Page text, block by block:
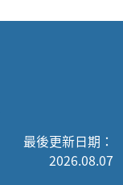
最後更新日期：
2026.08.07